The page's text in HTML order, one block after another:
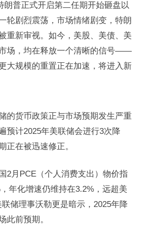
朗普正式开启第二任期开始砸盘以
轮剧烈震荡，市场情绪剧变，特朗
重新审视。如今，美股、美债、美
场，均在释放一个清晰的信号——
大规模的重置正在加速，将进入新
的货币政策正与市场预期发生严重
预计2025年美联储会进行3次降
正在被迅速修正。
2月PCE（个人消费支出）物价指
年化增速仍维持在3.2%，远超美
储理事沃勒更是暗示，2025年降
此前预期。